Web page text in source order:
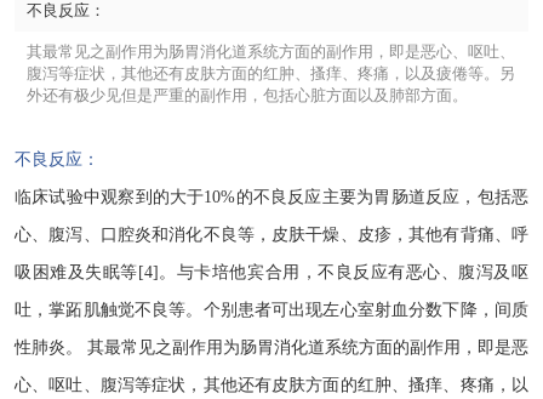
不良反应：
其最常见之副作用为肠胃消化道系统方面的副作用，即是恶心、呕吐、
腹泻等症状，其他还有皮肤方面的红肿、搔痒、疼痛，以及疲倦等。另
外还有极少见但是严重的副作用，包括心脏方面以及肺部方面。
不良反应：
临床试验中观察到的大于10%的不良反应主要为胃肠道反应，包括恶
心、腹泻、口腔炎和消化不良等，皮肤干燥、皮疹，其他有背痛、呼
吸困难及失眠等[4]。与卡培他宾合用，不良反应有恶心、腹泻及呕
吐，掌跖肌触觉不良等。个别患者可出现左心室射血分数下降，间质
性肺炎。 其最常见之副作用为肠胃消化道系统方面的副作用，即是恶
心、呕吐、腹泻等症状，其他还有皮肤方面的红肿、搔痒、疼痛，以